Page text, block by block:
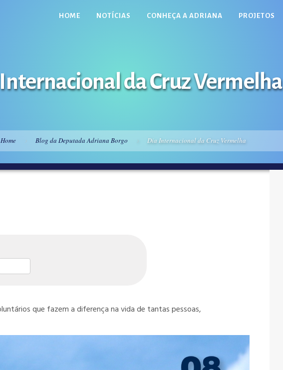
HOME NOTÍCIAS CONHEÇA A ADRIANA PROJETOS
da Cruz Vermelha
Home Blog da Deputada Adriana Borgo Dia Internacional da Cruz Vermelha
que fazem a diferença na vida de tantas pessoas,